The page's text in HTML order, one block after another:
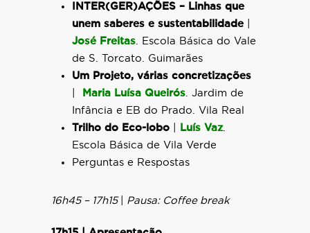
INTER(GER)AÇÕES – Linhas que
unem saberes e sustentabilidade
José Freitas. Escola Básica do Vale
de S. Torcato. Guimarães
Um Projeto, várias concretizações
Maria Luísa Queirós. Jardim de
Infância e EB do Prado. Vila Real
Trilho do Eco-lobo
Luís Vaz.
Escola Básica de Vila Verde
Perguntas e Respostas
16h45 – 17h15 Pausa: Coffee break